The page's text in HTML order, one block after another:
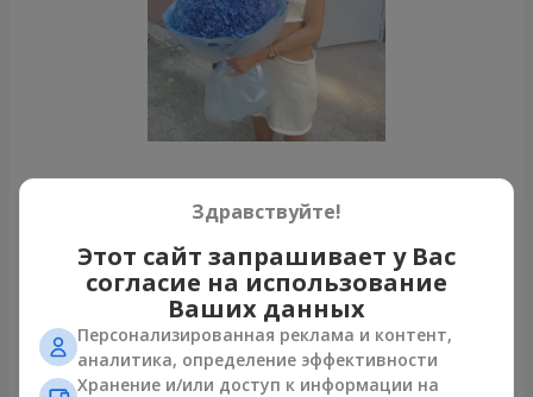
Все фото доставок
Заказать этот товар
Наши клиенты
Здравствуйте!
Этот сайт запрашивает у Вас
согласие на использование
Ваших данных
Персонализированная реклама и контент,
аналитика, определение эффективности
Хранение и/или доступ к информации на